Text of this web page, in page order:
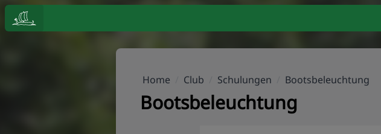
Home Club Schulungen Bootsbeleuchtung
Bootsbeleuchtung